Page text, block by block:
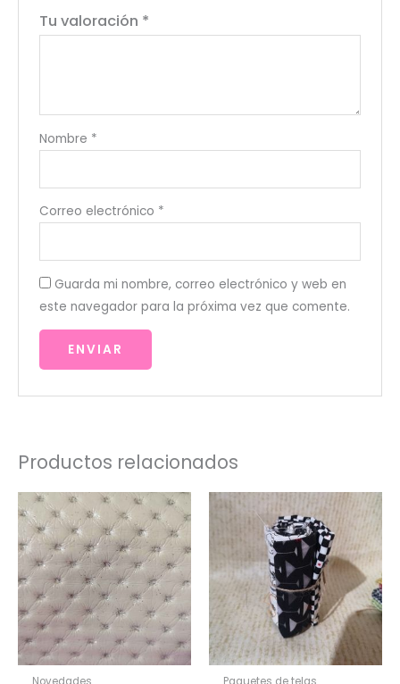
Tu valoración *
Nombre *
Correo electrónico *
Guarda mi nombre, correo electrónico y web en
este navegador para la próxima vez que comente.
Productos relacionados